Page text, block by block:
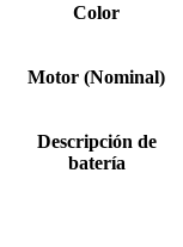
Color
Motor (Nominal)
Descripción de
batería